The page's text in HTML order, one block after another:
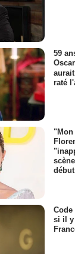
59
raté
"Mon
si il y